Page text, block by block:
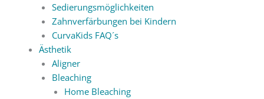
Sedierungsmöglichkeiten
Zahnverfärbungen bei Kindern
CurvaKids FAQ´s
Ästhetik
Aligner
Bleaching
Home Bleaching